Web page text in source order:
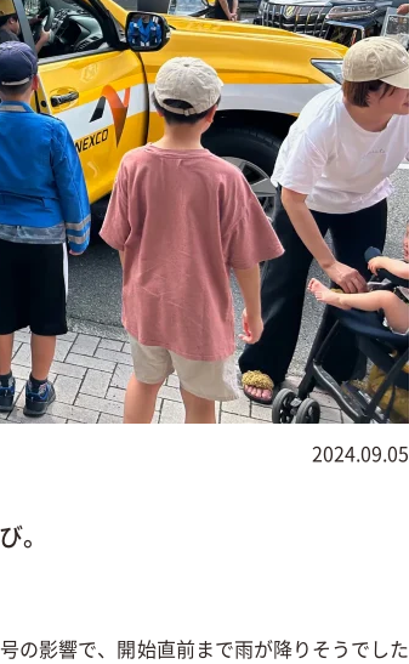
2024.09.05
。
の影響で、開始直前まで雨が降りそうでした